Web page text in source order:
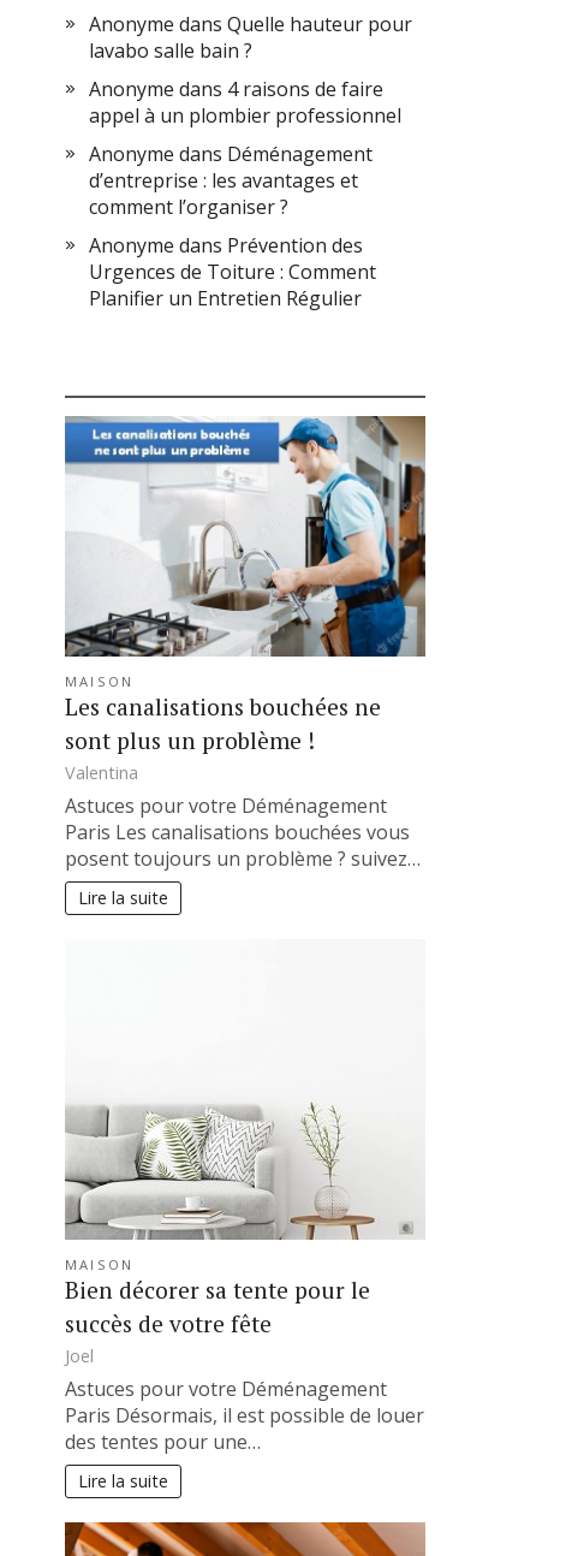
Anonyme dans Quelle hauteur pour
lavabo salle bain ?
Anonyme dans 4 raisons de faire
appel à un plombier professionnel
Anonyme dans Déménagement
d’entreprise : les avantages et
comment l’organiser ?
Anonyme dans Prévention des
Urgences de Toiture : Comment
Planifier un Entretien Régulier
MAISON
Les canalisations bouchées ne
sont plus un problème !
Valentina
Astuces pour votre Déménagement
Paris Les canalisations bouchées vous
posent toujours un problème ? suivez…
Lire la suite
MAISON
Bien décorer sa tente pour le
succès de votre fête
Joel
Astuces pour votre Déménagement
Paris Désormais, il est possible de louer
des tentes pour une…
Lire la suite